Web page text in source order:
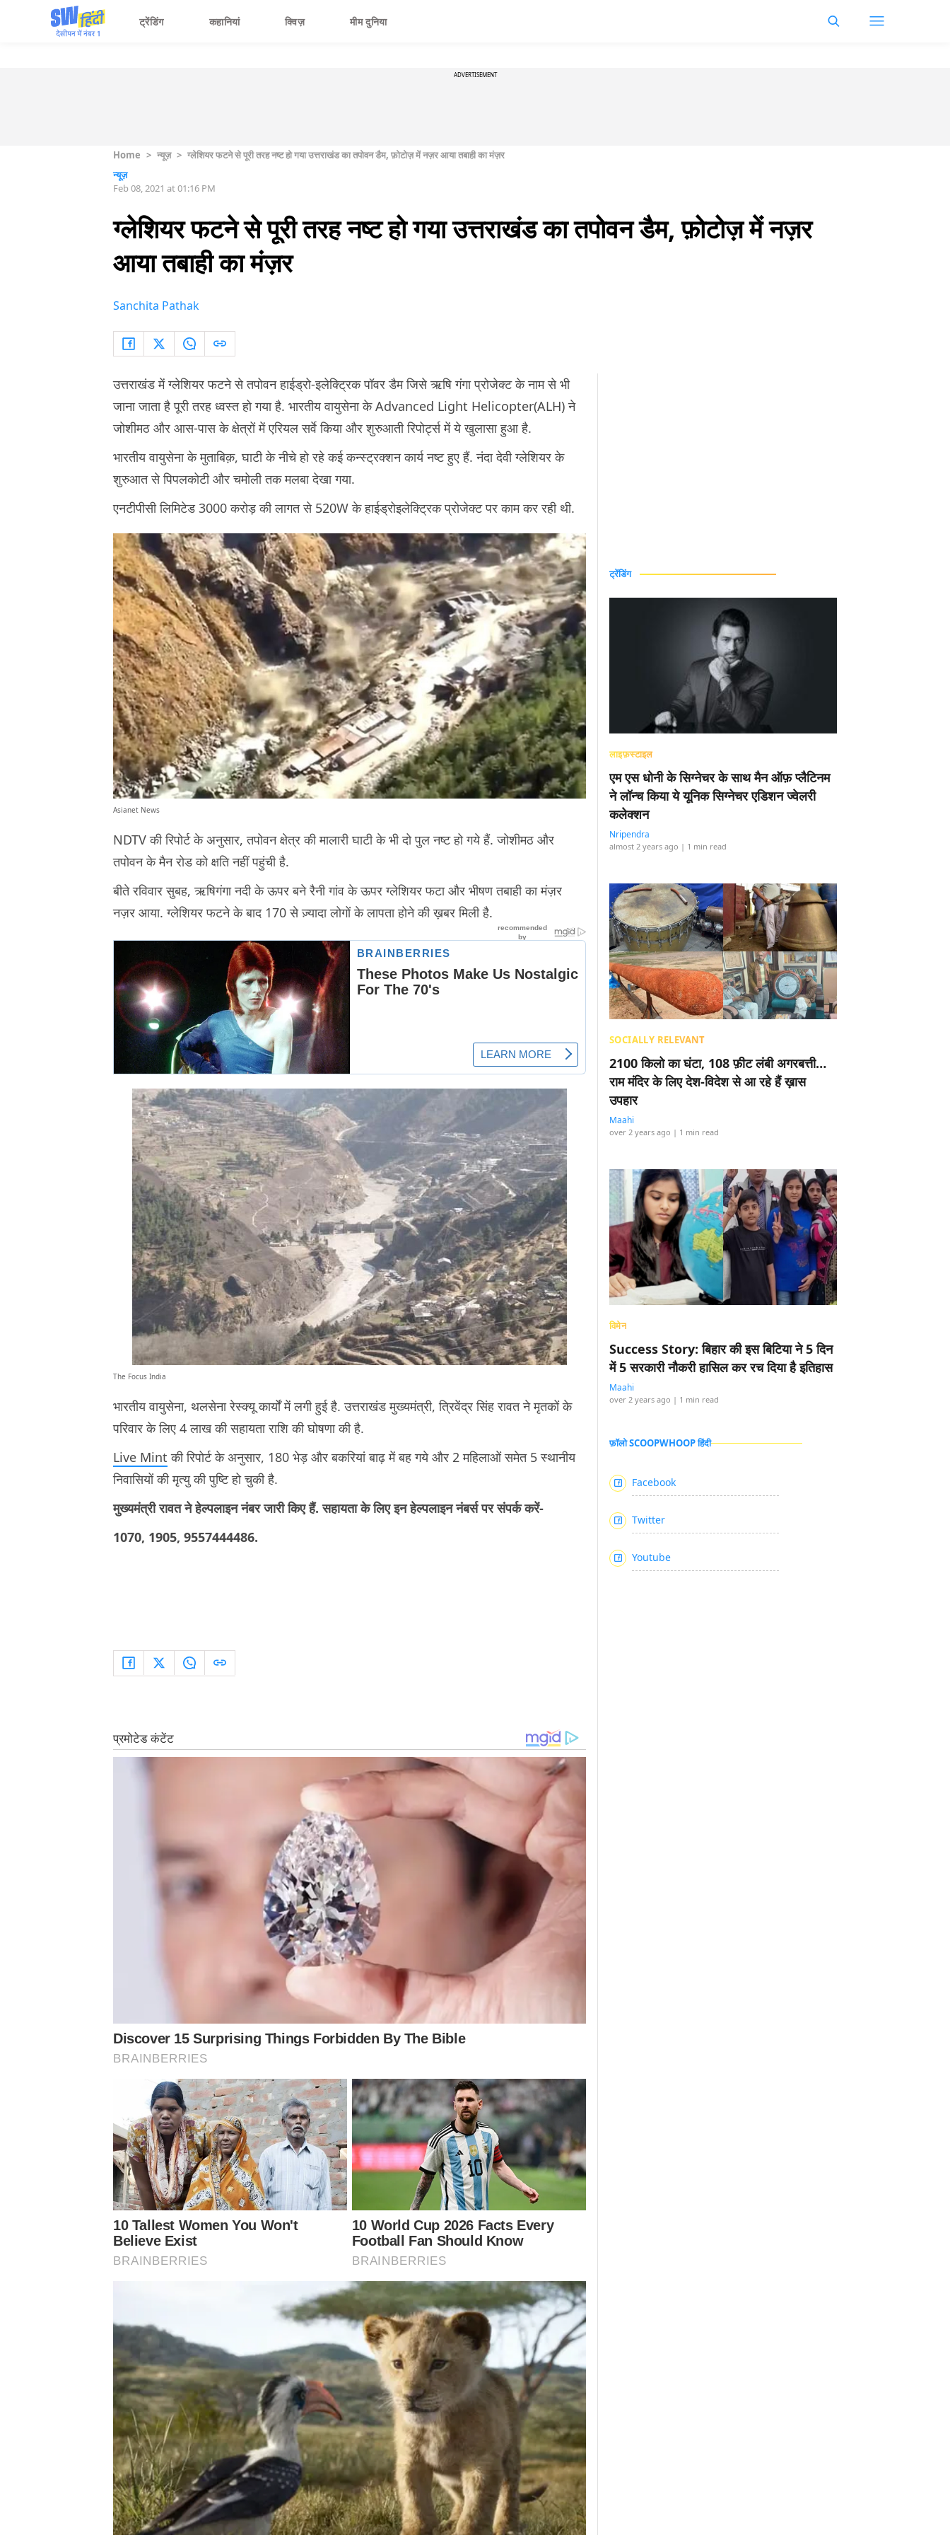
ट्रेंडिंग कहानियां क्विज़ मीम दुनिया
ADVERTISEMENT
Home > न्यूज़ > ग्लेशियर फटने से पूरी तरह नष्ट हो गया उत्तराखंड का तपोवन डैम, फ़ोटोज़ में नज़र आया तबाही का मंज़र
न्यूज़
Feb 08, 2021 at 01:16 PM
ग्लेशियर फटने से पूरी तरह नष्ट हो गया उत्तराखंड का तपोवन डैम, फ़ोटोज़ में नज़र
आया तबाही का मंज़र
Sanchita Pathak
उत्तराखंड में ग्लेशियर फटने से तपोवन हाईड्रो-इलेक्ट्रिक पॉवर डैम जिसे ऋषि गंगा प्रोजेक्ट के नाम से भी
जाना जाता है पूरी तरह ध्वस्त हो गया है. भारतीय वायुसेना के Advanced Light Helicopter(ALH) ने
जोशीमठ और आस-पास के क्षेत्रों में एरियल सर्वे किया और शुरुआती रिपोर्ट्स में ये खुलासा हुआ है.
भारतीय वायुसेना के मुताबिक़, घाटी के नीचे हो रहे कई कन्स्ट्रक्शन कार्य नष्ट हुए हैं. नंदा देवी ग्लेशियर के
शुरुआत से पिपलकोटी और चमोली तक मलबा देखा गया.
एनटीपीसी लिमिटेड 3000 करोड़ की लागत से 520W के हाईड्रोइलेक्ट्रिक प्रोजेक्ट पर काम कर रही थी.
Asianet News
NDTV की रिपोर्ट के अनुसार, तपोवन क्षेत्र की मालारी घाटी के भी दो पुल नष्ट हो गये हैं. जोशीमठ और
तपोवन के मैन रोड को क्षति नहीं पहुंची है.
बीते रविवार सुबह, ऋषिगंगा नदी के ऊपर बने रैनी गांव के ऊपर ग्लेशियर फटा और भीषण तबाही का मंज़र
नज़र आया. ग्लेशियर फटने के बाद 170 से ज़्यादा लोगों के लापता होने की ख़बर मिली है.
The Focus India
भारतीय वायुसेना, थलसेना रेस्क्यू कार्यों में लगी हुई है. उत्तराखंड मुख्यमंत्री, त्रिवेंद्र सिंह रावत ने मृतकों के
परिवार के लिए 4 लाख की सहायता राशि की घोषणा की है.
Live Mint की रिपोर्ट के अनुसार, 180 भेड़ और बकरियां बाढ़ में बह गये और 2 महिलाओं समेत 5 स्थानीय
निवासियों की मृत्यु की पुष्टि हो चुकी है.
मुख्यमंत्री रावत ने हेल्पलाइन नंबर जारी किए हैं. सहायता के लिए इन हेल्पलाइन नंबर्स पर संपर्क करें-
1070, 1905, 9557444486.
ट्रेंडिंग
लाइफ़स्टाइल
एम एस धोनी के सिग्नेचर के साथ मैन ऑफ़ प्लैटिनम
ने लॉन्च किया ये यूनिक सिग्नेचर एडिशन ज्वेलरी
कलेक्शन
Nripendra
almost 2 years ago | 1 min read
SOCIALLY RELEVANT
2100 किलो का घंटा, 108 फ़ीट लंबी अगरबत्ती…
राम मंदिर के लिए देश-विदेश से आ रहे हैं ख़ास
उपहार
Maahi
over 2 years ago | 1 min read
विमेन
Success Story: बिहार की इस बिटिया ने 5 दिन
में 5 सरकारी नौकरी हासिल कर रच दिया है इतिहास
Maahi
over 2 years ago | 1 min read
फ़ॉलो SCOOPWHOOP हिंदी
Facebook
Twitter
Youtube